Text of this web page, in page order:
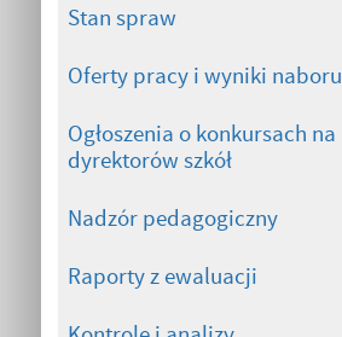
Stan spraw
Oferty pracy i wyniki naboru
Ogłoszenia o konkursach na
dyrektorów szkół
Nadzór pedagogiczny
Raporty z ewaluacji